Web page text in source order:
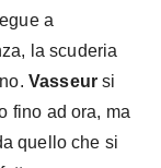
a
la scuderia
Vasseur si
fino ad ora, ma
quello che si